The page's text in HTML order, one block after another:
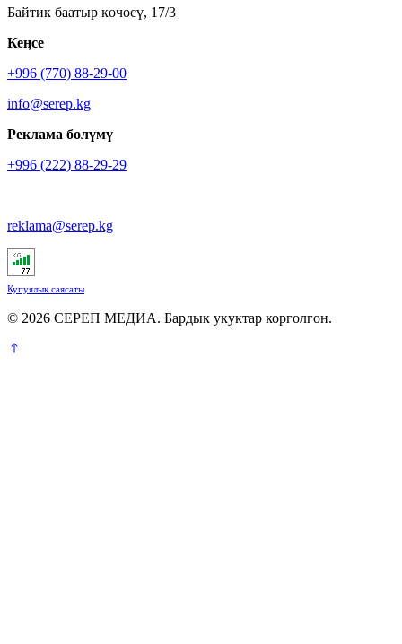
Байтик баатыр көчөсү, 17/3
Кеӊсе
+996 (770) 88-29-00
info@serep.kg
Реклама бөлүмү
+996 (222) 88-29-29
reklama@serep.kg
Купуялык саясаты
© 2026 СЕРЕП МЕДИА. Бардык укуктар корголгон.